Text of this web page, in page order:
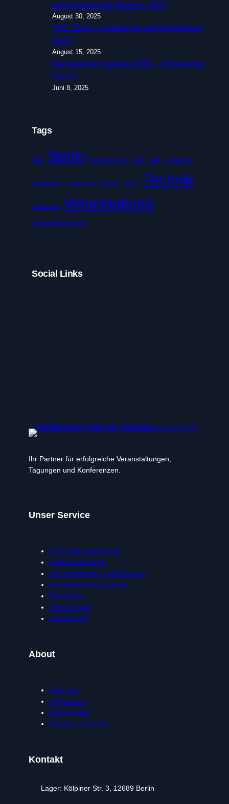
Lange Nacht der Museen 2025
August 30, 2025
YEC 2025 – Lichtdesign am Konzerthaus
Berlin
August 15, 2025
Karneval der Kulturen 2025 – Technischer
Partner
Juni 8, 2025
Tags
2025 Berlin Bühnentechnik CDU Licht Lichtdesign
Lichtenberg Lichttechnik Museen News Technik
Tontechnik Veranstaltung
Veranstaltungstechnik
Social Links
Ihr Partner für erfolgreiche Veranstaltungen,
Tagungen und Konferenzen.
Unser Service
Veranstaltungstechnik
Konferenztechnik
Live Streaming / Hybrid Event
Christliche Eventtechnik
Tontechnik
Videotechnik
Lichttechnik
About
Über uns
Impressum
Datenschutz.
Partner und Links
Kontakt
Lager: Kölpiner Str. 3, 12689 Berlin